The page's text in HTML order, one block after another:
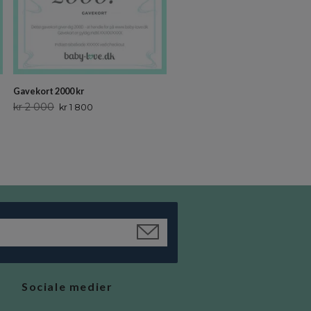
Gavekort 2000 kr
kr 2 000 kr 1 800
Sociale medier